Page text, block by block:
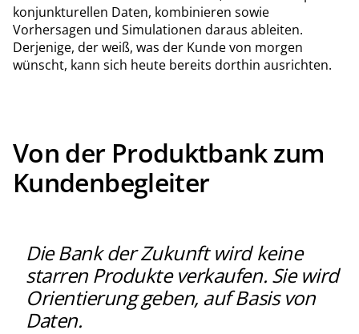
konjunkturellen Daten, kombinieren sowie
Vorhersagen und Simulationen daraus ableiten.
Derjenige, der weiß, was der Kunde von morgen
wünscht, kann sich heute bereits dorthin ausrichten.
Von der Produktbank zum
Kundenbegleiter
Die Bank der Zukunft wird keine
starren Produkte verkaufen. Sie wird
Orientierung geben, auf Basis von
Daten.